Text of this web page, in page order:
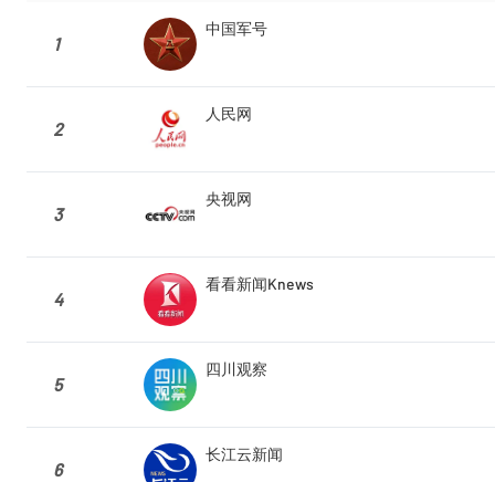
1
中国军号
2
人民网
3
央视网
4
看看新闻Knews
5
四川观察
6
长江云新闻